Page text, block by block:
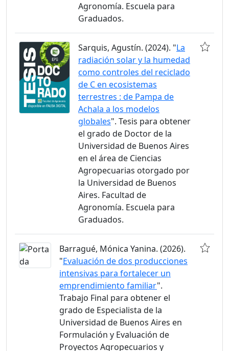
Agronomía. Escuela para
Graduados.
Sarquis, Agustín. (2024). "La
radiación solar y la humedad
como controles del reciclado
de C en ecosistemas
terrestres : de Pampa de
Achala a los modelos
globales". Tesis para obtener
el grado de Doctor de la
Universidad de Buenos Aires
en el área de Ciencias
Agropecuarias otorgado por
la Universidad de Buenos
Aires. Facultad de
Agronomía. Escuela para
Graduados.
Barragué, Mónica Yanina. (2026).
"Evaluación de dos producciones
intensivas para fortalecer un
emprendimiento familiar".
Trabajo Final para obtener el
grado de Especialista de la
Universidad de Buenos Aires en
Formulación y Evaluación de
Proyectos Agropecuarios y